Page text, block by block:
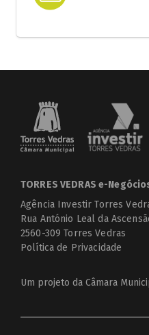
TORRES VEDRAS e-
Agência Investir Torres
Rua António Leal da
2560-309 Torres Vedras
Política de Privacidade
Um projeto da Câmara